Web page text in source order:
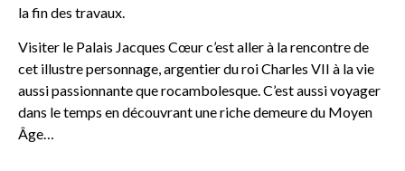
la fin des travaux.
Visiter le Palais Jacques Cœur c’est aller à la rencontre de
cet illustre personnage, argentier du roi Charles VII à la vie
aussi passionnante que rocambolesque. C’est aussi voyager
dans le temps en découvrant une riche demeure du Moyen
Âge…